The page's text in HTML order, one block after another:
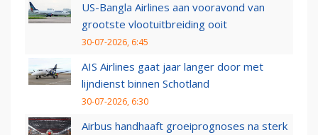
US-Bangla Airlines aan vooravond van
grootste vlootuitbreiding ooit
30-07-2026, 6:45
AIS Airlines gaat jaar langer door met
lijndienst binnen Schotland
30-07-2026, 6:30
Airbus handhaaft groeiprognoses na sterk